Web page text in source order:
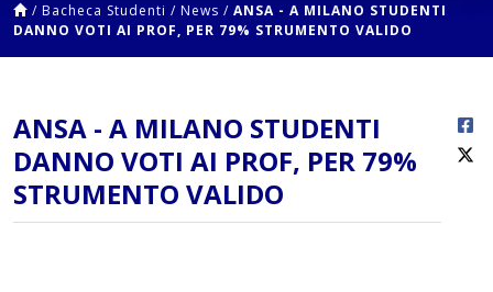
/ Bacheca Studenti / News / ANSA - A MILANO STUDENTI
DANNO VOTI AI PROF, PER 79% STRUMENTO VALIDO
ANSA - A MILANO STUDENTI
DANNO VOTI AI PROF, PER 79%
STRUMENTO VALIDO